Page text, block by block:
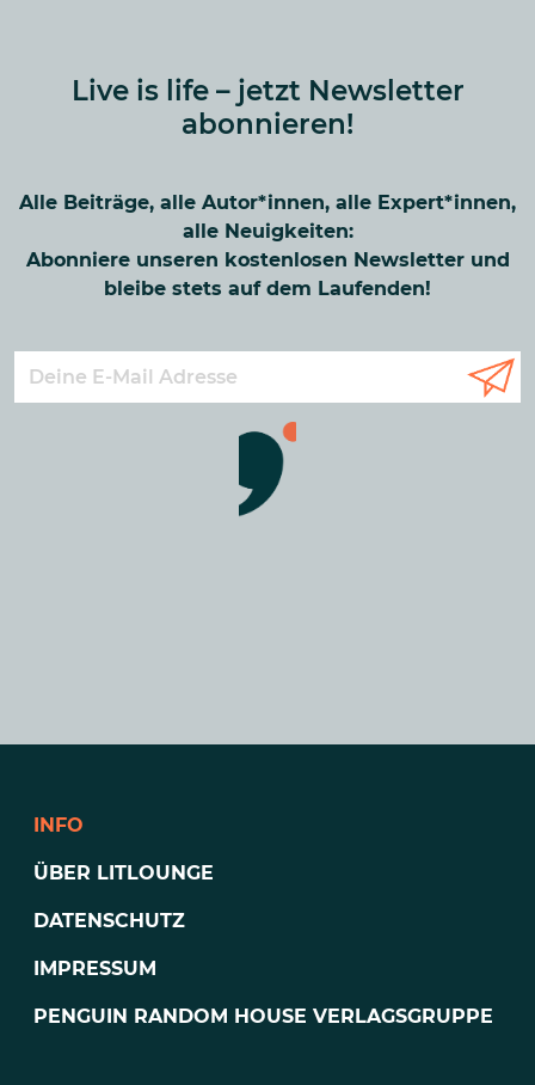
Live is life – jetzt Newsletter
abonnieren!
Alle Beiträge, alle Autor*innen, alle Expert*innen,
alle Neuigkeiten:
Abonniere unseren kostenlosen Newsletter und
bleibe stets auf dem Laufenden!
INFO
ÜBER LITLOUNGE
DATENSCHUTZ
IMPRESSUM
PENGUIN RANDOM HOUSE VERLAGSGRUPPE